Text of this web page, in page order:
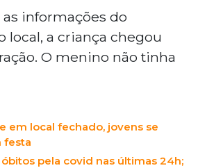
informações do
local, a criança chegou
O menino não tinha
em local fechado, jovens se
festa
óbitos pela covid nas últimas 24h;